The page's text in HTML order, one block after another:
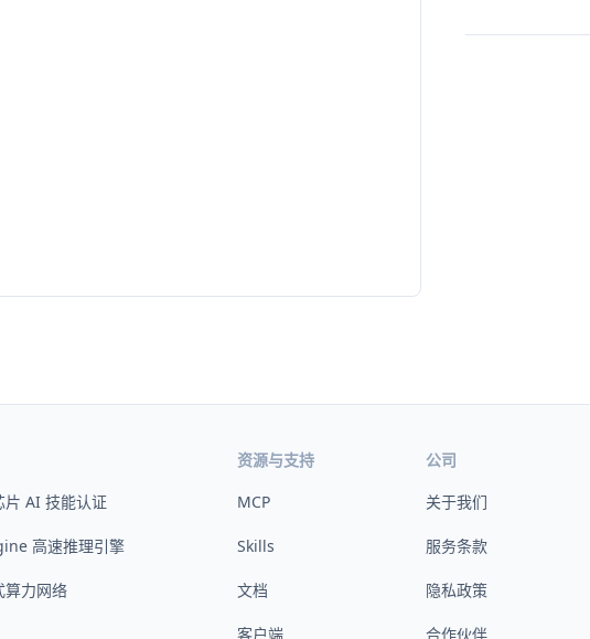
片 AI 技能认证
高速推理引擎
算力网络
资源与支持
MCP
Skills
文档
客户端
公司
关于我们
服务条款
隐私政策
合作伙伴